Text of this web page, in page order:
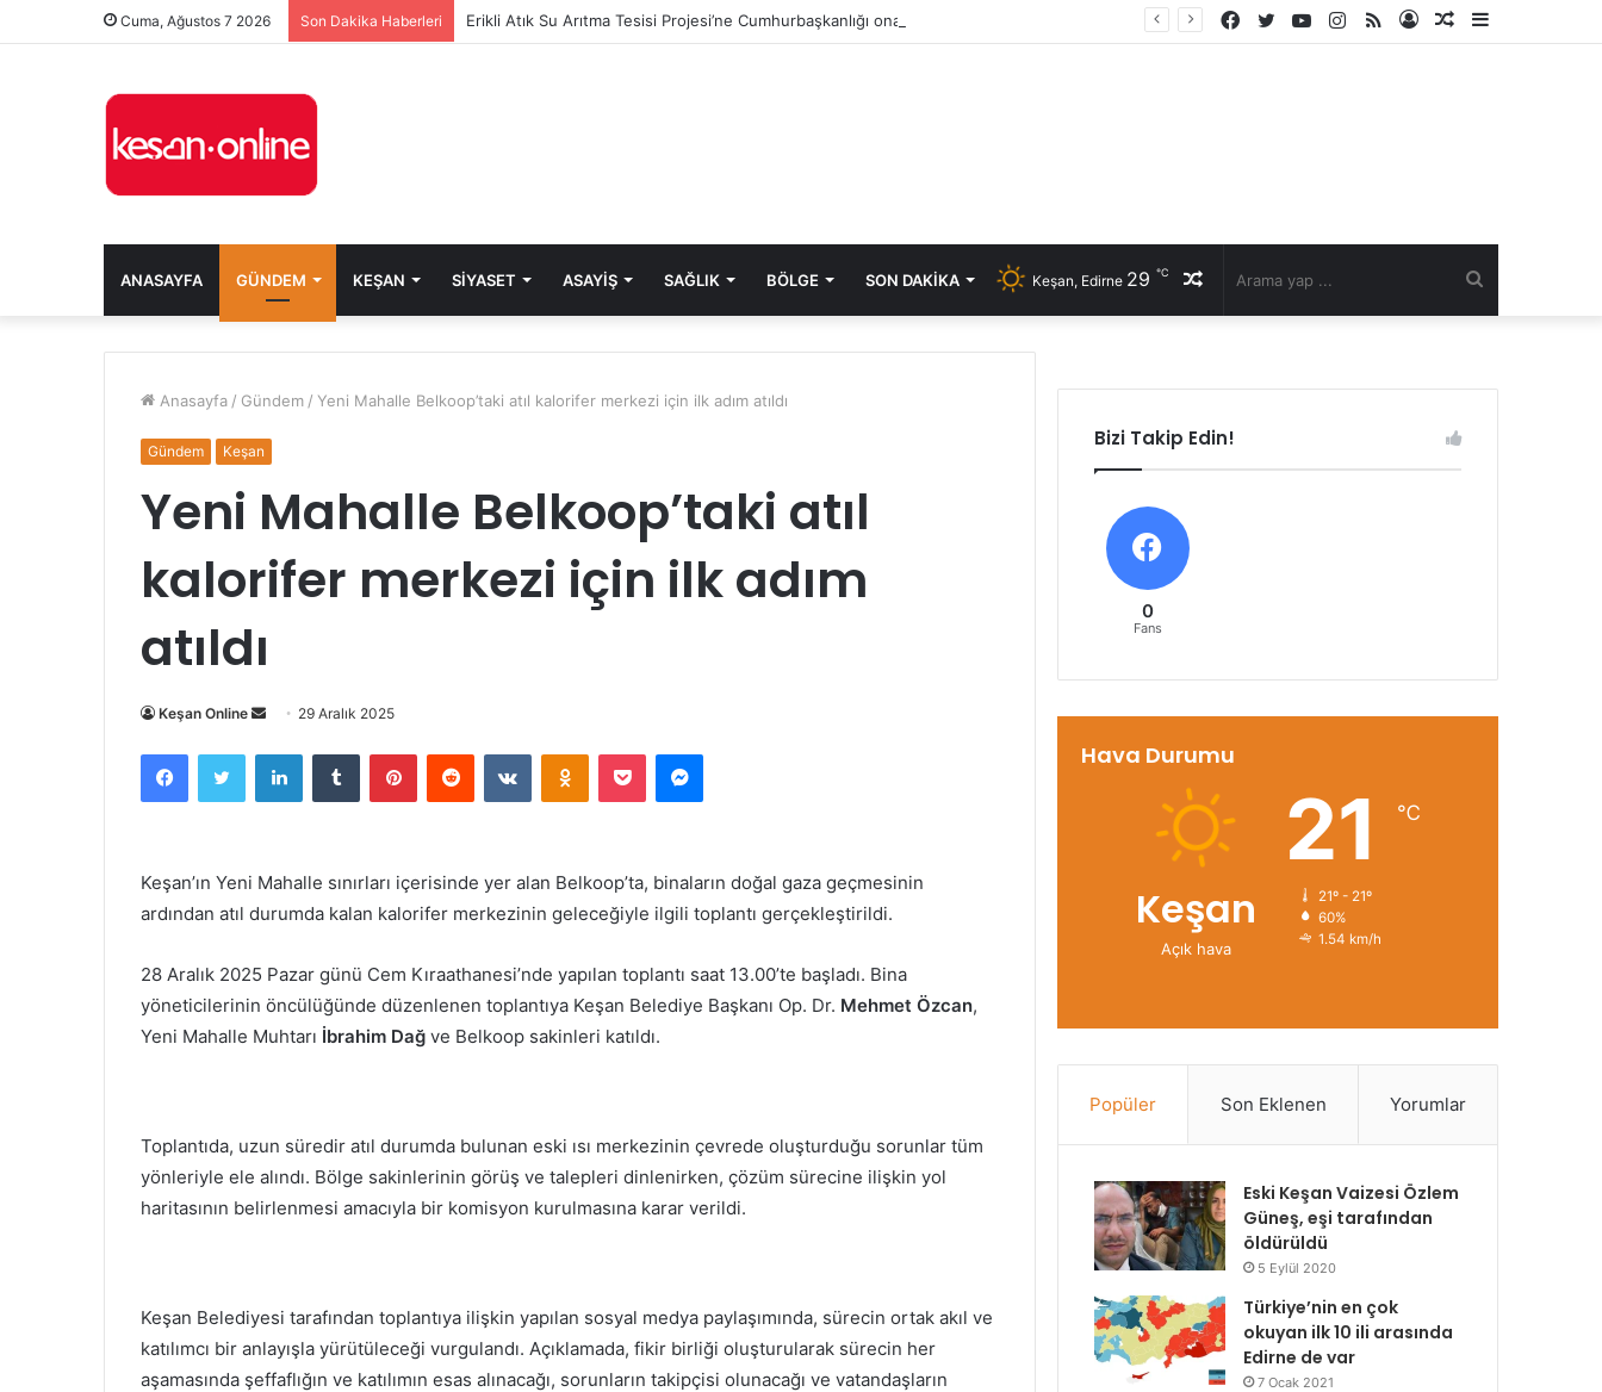
Cuma, Ağustos 7 2026 Son Dakika Haberleri Erikli Atık Su Arıtma Tesisi Projesi’ne Cumhurbaşkanlığı onayı
Kenar
Rastgele
Kayıt
RSS
Instagram
YouTube
Twitter
Facebook
ANASAYFA GÜNDEM KEŞAN SIYASET ASAYIŞ SAĞLIK BÖLGE SON DAKIKA Rastgele
Keşan, Edirne 29 ℃
Anasayfa / Gündem / Yeni Mahalle Belkoop’taki atıl kalorifer merkezi için ilk adım atıldı
Gündem Keşan
Yeni Mahalle Belkoop’taki atıl
kalorifer merkezi için ilk adım
atıldı
Keşan Online
Bir
posta
göndermek
29 Aralık 2025
FacebookTwitter LinkedInTumblr PinterestReddit VKontakteOdnoklassniki
Pocket Messenger
Keşan’ın Yeni Mahalle sınırları içerisinde yer alan Belkoop’ta, binaların doğal gaza geçmesinin
ardından atıl durumda kalan kalorifer merkezinin geleceğiyle ilgili toplantı gerçekleştirildi.
28 Aralık 2025 Pazar günü Cem Kıraathanesi’nde yapılan toplantı saat 13.00’te başladı. Bina
yöneticilerinin öncülüğünde düzenlenen toplantıya Keşan Belediye Başkanı Op. Dr. Mehmet Özcan,
Yeni Mahalle Muhtarı İbrahim Dağ ve Belkoop sakinleri katıldı.
Toplantıda, uzun süredir atıl durumda bulunan eski ısı merkezinin çevrede oluşturduğu sorunlar tüm
yönleriyle ele alındı. Bölge sakinlerinin görüş ve talepleri dinlenirken, çözüm sürecine ilişkin yol
haritasının belirlenmesi amacıyla bir komisyon kurulmasına karar verildi.
Keşan Belediyesi tarafından toplantıya ilişkin yapılan sosyal medya paylaşımında, sürecin ortak akıl ve
katılımcı bir anlayışla yürütüleceği vurgulandı. Açıklamada, fikir birliği oluşturularak sürecin her
aşamasında şeffaflığın ve katılımın esas alınacağı, sorunların takipçisi olunacağı ve vatandaşların
Bizi Takip Edin!
0
Fans
Hava Durumu
Keşan
Açık hava
21 ℃
21º - 21º
60%
1.54 km/h
Popüler Son Eklenen Yorumlar
Eski Keşan Vaizesi Özlem
Güneş, eşi tarafından
öldürüldü
5 Eylül 2020
Türkiye’nin en çok
okuyan ilk 10 ili arasında
Edirne de var
7 Ocak 2021